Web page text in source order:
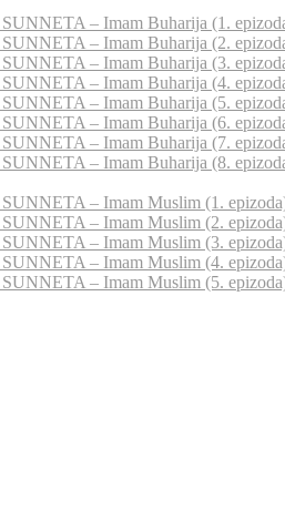
– Imam Buharija (1.
– Imam Buharija (2.
– Imam Buharija (3.
– Imam Buharija (4.
– Imam Buharija (5.
– Imam Buharija (6.
– Imam Buharija (7.
– Imam Buharija (8.
– Imam Muslim (1.
– Imam Muslim (2.
– Imam Muslim (3.
– Imam Muslim (4.
– Imam Muslim (5.